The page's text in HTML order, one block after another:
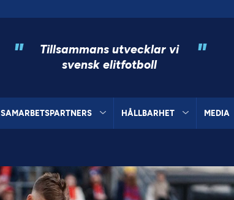
"
Tillsammans utvecklar vi
svensk elitfotboll
"
SAMARBETSPARTNERS HÅLLBARHET MEDIA